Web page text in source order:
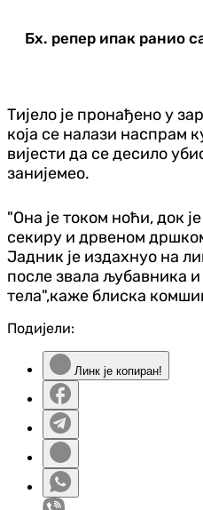
Бх. репер ипак ранио
Тијело је пронађено у
која се налази наспрам
вијести да се десило
занијемео.
"Она је током ноћи, док
секиру и дрвеном
Јадник је издахнуо на
после звала љубавника
тела",каже блиска
Подијели:
Линк је копиран!